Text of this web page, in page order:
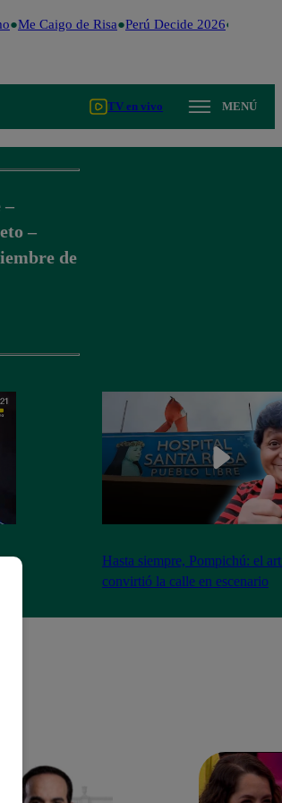
Me Caigo de Risa Perú Decide 2026 Fútbol
TV en vivo MENÚ
–
–
de
Hasta siempre, Pompichú: el
convirtió la calle en escenario